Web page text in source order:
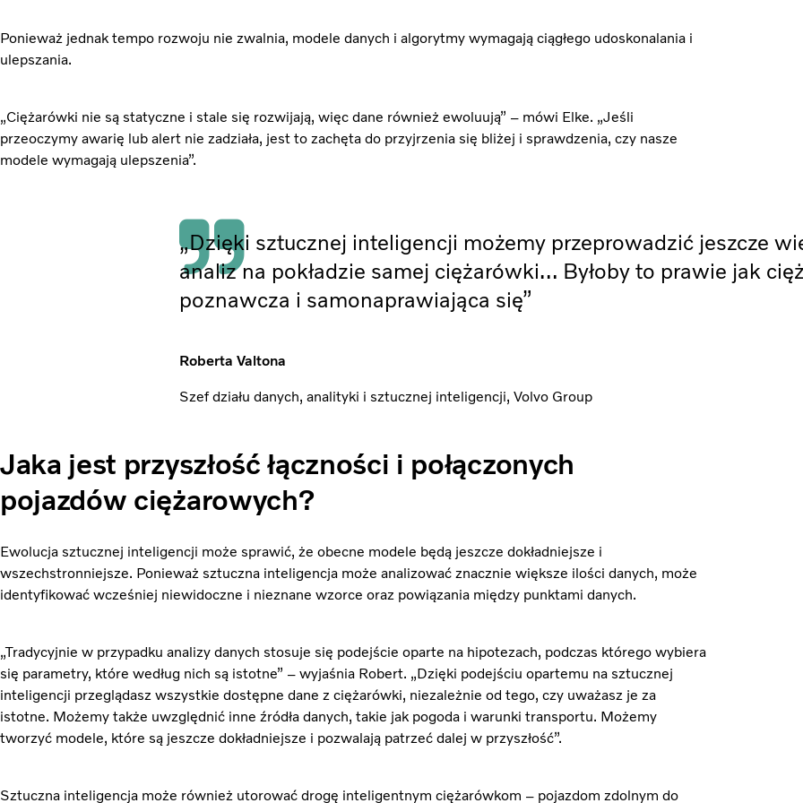
Ponieważ jednak tempo rozwoju nie zwalnia, modele danych i algorytmy wymagają ciągłego udoskonalania i
ulepszania.
„Ciężarówki nie są statyczne i stale się rozwijają, więc dane również ewoluują” – mówi Elke. „Jeśli
przeoczymy awarię lub alert nie zadziała, jest to zachęta do przyjrzenia się bliżej i sprawdzenia, czy nasze
modele wymagają ulepszenia”.
„Dzięki sztucznej inteligencji możemy przeprowadzić jeszcze
analiz na pokładzie samej ciężarówki… Byłoby to prawie jak
poznawcza i samonaprawiająca się”
Roberta Valtona
Szef działu danych, analityki i sztucznej inteligencji, Volvo Group
Jaka jest przyszłość łączności i połączonych
pojazdów ciężarowych?
Ewolucja sztucznej inteligencji może sprawić, że obecne modele będą jeszcze dokładniejsze i
wszechstronniejsze. Ponieważ sztuczna inteligencja może analizować znacznie większe ilości danych, może
identyfikować wcześniej niewidoczne i nieznane wzorce oraz powiązania między punktami danych.
„Tradycyjnie w przypadku analizy danych stosuje się podejście oparte na hipotezach, podczas którego wybiera
się parametry, które według nich są istotne” – wyjaśnia Robert. „Dzięki podejściu opartemu na sztucznej
inteligencji przeglądasz wszystkie dostępne dane z ciężarówki, niezależnie od tego, czy uważasz je za
istotne. Możemy także uwzględnić inne źródła danych, takie jak pogoda i warunki transportu. Możemy
tworzyć modele, które są jeszcze dokładniejsze i pozwalają patrzeć dalej w przyszłość”.
Sztuczna inteligencja może również utorować drogę inteligentnym ciężarówkom – pojazdom zdolnym do